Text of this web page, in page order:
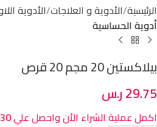
الرئيسية الأدوية و العلاجات الأدوية
أدوية الحساسية
بيلاكستين 20 مجم 20 قرص
29.75ر.س
اكمل عملية الشراء الأن واحصل علي30